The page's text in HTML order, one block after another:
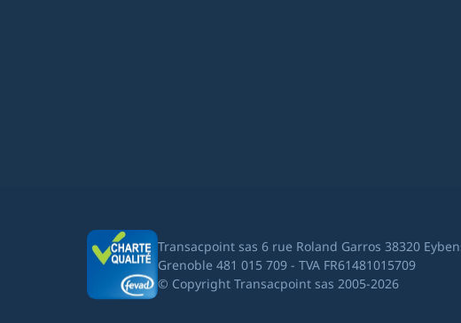
Transacpoint sas 6 rue Roland Garros 38320
Grenoble 481 015 709 - TVA FR61481015709
© Copyright Transacpoint sas 2005-2026